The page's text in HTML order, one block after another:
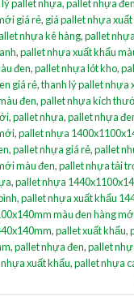
pallet nhựa,pallet nhựa đen
giá rẻ, giá pallet nhựa
nhựa kê hàng,pallet
,pallet nhựa xuất khẩu
đen,pallet nhựa lót kho,
giá rẻ,thanh lý pallet nhựa
đen,pallet nhựa kích
,pallet nhựa,pallet nhựa
,pallet nhựa
,pallet nhựa giá rẻ,pallet
màu đen,pallet nhựa tải
,pallet nhựa
,pallet nhựa xuất khẩu
màu đen hàng
,pallet xuất khẩu,
,pallet nhựa đen,pallet
xuất khẩu,pallet nhựa